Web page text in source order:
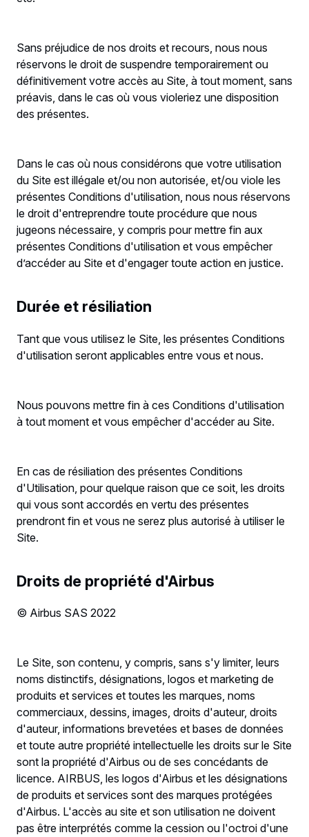
Sans préjudice de nos droits et recours, nous nous
réservons le droit de suspendre temporairement ou
définitivement votre accès au Site, à tout moment, sans
préavis, dans le cas où vous violeriez une disposition
des présentes.
Dans le cas où nous considérons que votre utilisation
du Site est illégale et/ou non autorisée, et/ou viole les
présentes Conditions d'utilisation, nous nous réservons
le droit d'entreprendre toute procédure que nous
jugeons nécessaire, y compris pour mettre fin aux
présentes Conditions d'utilisation et vous empêcher
d’accéder au Site et d'engager toute action en justice.
Durée et résiliation
Tant que vous utilisez le Site, les présentes Conditions
d'utilisation seront applicables entre vous et nous.
Nous pouvons mettre fin à ces Conditions d'utilisation
à tout moment et vous empêcher d'accéder au Site.
En cas de résiliation des présentes Conditions
d'Utilisation, pour quelque raison que ce soit, les droits
qui vous sont accordés en vertu des présentes
prendront fin et vous ne serez plus autorisé à utiliser le
Site.
Droits de propriété d'Airbus
© Airbus SAS 2022
Le Site, son contenu, y compris, sans s'y limiter, leurs
noms distinctifs, désignations, logos et marketing de
produits et services et toutes les marques, noms
commerciaux, dessins, images, droits d'auteur, droits
d'auteur, informations brevetées et bases de données
et toute autre propriété intellectuelle les droits sur le Site
sont la propriété d'Airbus ou de ses concédants de
licence. AIRBUS, les logos d'Airbus et les désignations
de produits et services sont des marques protégées
d'Airbus. L'accès au site et son utilisation ne doivent
pas être interprétés comme la cession ou l'octroi d'une